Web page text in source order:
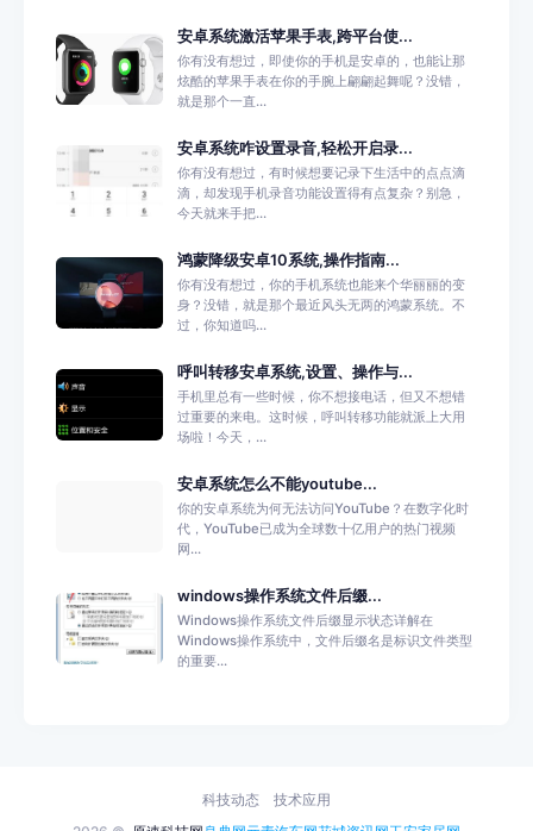
安卓系统激活苹果手表,跨平台使...
你有没有想过，即使你的手机是安卓的，也能让那
炫酷的苹果手表在你的手腕上翩翩起舞呢？没错，
就是那个一直...
安卓系统咋设置录音,轻松开启录...
你有没有想过，有时候想要记录下生活中的点点滴
滴，却发现手机录音功能设置得有点复杂？别急，
今天就来手把...
鸿蒙降级安卓10系统,操作指南...
你有没有想过，你的手机系统也能来个华丽丽的变
身？没错，就是那个最近风头无两的鸿蒙系统。不
过，你知道吗...
呼叫转移安卓系统,设置、操作与...
手机里总有一些时候，你不想接电话，但又不想错
过重要的来电。这时候，呼叫转移功能就派上大用
场啦！今天，...
安卓系统怎么不能youtube...
你的安卓系统为何无法访问YouTube？在数字化时
代，YouTube已成为全球数十亿用户的热门视频
网...
windows操作系统文件后缀...
Windows操作系统文件后缀显示状态详解在
Windows操作系统中，文件后缀名是标识文件类型
的重要...
科技动态 技术应用